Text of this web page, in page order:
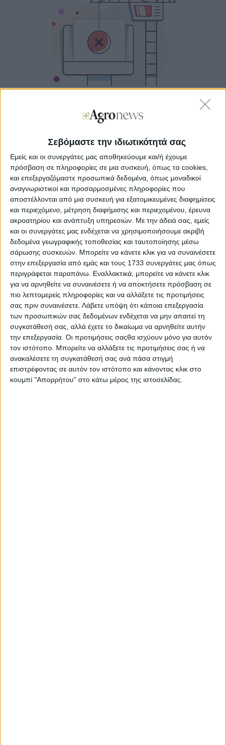
Σεβόμαστε την ιδιωτικότητά σας
Εμείς και οι συνεργάτες μας αποθηκεύουμε και/ή έχουμε
πρόσβαση σε πληροφορίες σε μια συσκευή, όπως τα cookies,
και επεξεργαζόμαστε προσωπικά δεδομένα, όπως μοναδικοί
αναγνωριστικοί και προσαρμοσμένες πληροφορίες που
αποστέλλονται από μια συσκευή για εξατομικευμένες διαφημίσεις
και περιεχόμενο, μέτρηση διαφήμισης και περιεχομένου, έρευνα
ακροατηρίου και ανάπτυξη υπηρεσιών. Με την άδειά σας, εμείς
και οι συνεργάτες μας ενδέχεται να χρησιμοποιήσουμε ακριβή
δεδομένα γεωγραφικής τοποθεσίας και ταυτοποίησης μέσω
σάρωσης συσκευών. Μπορείτε να κάνετε κλικ για να συναινέσετε
στην επεξεργασία από εμάς και τους 1733 συνεργάτες μας όπως
περιγράφεται παραπάνω. Εναλλακτικά, μπορείτε να κάνετε κλικ
για να αρνηθείτε να συναινέσετε ή να αποκτήσετε πρόσβαση σε
πιο λεπτομερείς πληροφορίες και να αλλάξετε τις προτιμήσεις
σας πριν συναινέσετε. Λάβετε υπόψη ότι κάποια επεξεργασία
των προσωπικών σας δεδομένων ενδέχεται να μην απαιτεί τη
συγκατάθεσή σας, αλλά έχετε το δικαίωμα να αρνηθείτε αυτήν
την επεξεργασία. Οι προτιμήσεις σαςθα ισχύουν μόνο για αυτόν
τον ιστότοπο. Μπορείτε να αλλάξετε τις προτιμήσεις σας ή να
ανακαλέσετε τη συγκατάθεσή σας ανά πάσα στιγμή
επιστρέφοντας σε αυτόν τον ιστότοπο και κάνοντας κλικ στο
κουμπί "Απορρήτου" στο κάτω μέρος της ιστοσελίδας.
επιτρέποντας σε πελάτες, συνεργάτες και κοινό από την
Ελλάδα και το εξωτερικό να παρακολουθήσουν σε
και µεταποιητές δηµητριακών, καθώς και στελέχη
γεωπονικών καταστηµάτων συνεργατών της εταιρείας.
Το συγκεκριµένο πείραµα αποτελεί ένα από τα 22 που
έχουν πραγµατοποιηθεί στην Ελλάδα από το καλοκαίρι
του 2024, και ένα από τα περίπου 100 σε σύνολο
παγκοσµίως, µε τη µεγάλη πλειοψηφία τους να έχει
υλοποιηθεί στη Νότια Ευρώπη. Σύµφωνα µε τα
αποτελέσµατα του παρόντος εγχειρήµατος και τα
στατιστικά της εταιρείας, η χρήση του Magna® Aktiv
µπορεί να οδηγήσει µε ασφάλεια σε αύξηση της
παραγωγής, έως και 15%, µε βάση τα µέχρι τώρα
αποτελέσµατα από τις δοκιµές σε διαφορετικές
καλλιέργειες και περιοχές.